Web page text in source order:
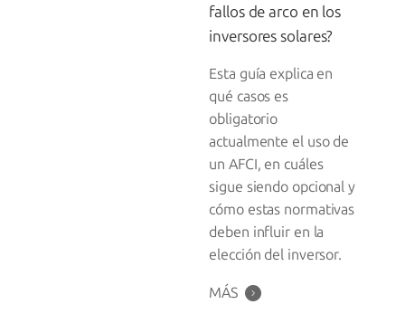
fallos de arco en los
inversores solares?
Esta guía explica en
qué casos es
obligatorio
actualmente el uso de
un AFCI, en cuáles
sigue siendo opcional y
cómo estas normativas
deben influir en la
elección del inversor.
MÁS